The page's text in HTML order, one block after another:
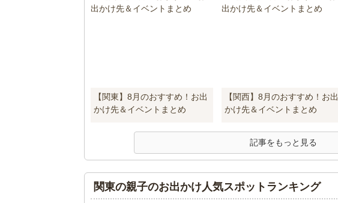
【関東】8月のおすすめ！お出
かけ先＆イベントまとめ
【関西】8月のおすすめ！お出
かけ先＆イベントまとめ
記事をもっと見る
関東の親子のお出かけ人気スポットランキング